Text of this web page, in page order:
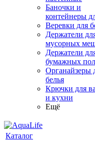
Баночки и
контейнеры
Веревки для
Держатели
мусорных
Держатели
бумажных
Органайзеры
белья
Крючки для
и кухни
Ещё
Каталог